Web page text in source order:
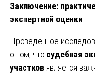
Заключение:
экспертной оценки
Проведенное
о том, что судебная
участков является